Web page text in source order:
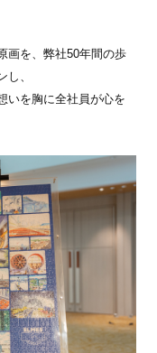
画を、弊社50年間の歩
、
いを胸に全社員が心を